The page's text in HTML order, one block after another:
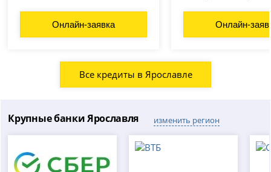
Онлайн-заявка Онлайн-
Все кредиты в Ярославле
Крупные банки Ярославля изменить регион